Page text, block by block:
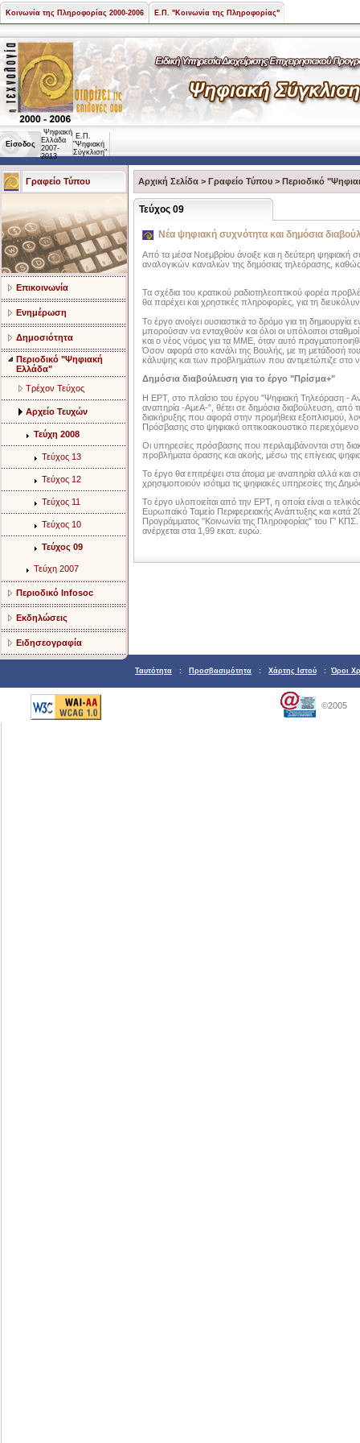
Κοινωνία της Πληροφορίας 2000-2006 Ε.Π. "Κοινωνία της Πληροφορίας"
Είσοδος
Ψηφιακή
Ελλάδα
2007-
2013
Ε.Π.
"Ψηφιακή
Σύγκλιση"
Γραφείο Τύπου
Επικοινωνία
Ενημέρωση
Δημοσιότητα
Περιοδικό "Ψηφιακή
Ελλάδα"
Τρέχον Τεύχος
Αρχείο Τευχών
Τεύχη 2008
Τεύχος 13
Τεύχος 12
Τεύχος 11
Τεύχος 10
Τεύχος 09
Τεύχη 2007
Περιοδικό Infosoc
Εκδηλώσεις
Ειδησεογραφία
Αρχική Σελίδα > Γραφείο Τύπου > Περιοδικό
Τεύχος 09
Nέα ψηφιακή συχνότητα και δημόσια
Από τα μέσα Νοεμβρίου άνοιξε και η δεύτερη ψηφιακή
αναλογικών καναλιών της δημόσιας τηλεόρασης,
Τα σχέδια του κρατικού ραδιοτηλεοπτικού φορέα
θα παρέχει και χρηστικές πληροφορίες, για τη
Το έργο ανοίγει ουσιαστικά το δρόμο για τη
μπορούσαν να ενταχθούν και όλοι οι υπόλοιποι
και ο νέος νόμος για τα ΜΜΕ, όταν αυτό
Όσον αφορά στο κανάλι της Βουλής, με τη μετάδοσή
κάλυψης και των προβλημάτων που αντιμετώπιζε στο
Δημόσια διαβούλευση για το έργο "Πρίσμα+"
Η ΕΡΤ, στο πλαίσιο του έργου "Ψηφιακή Τηλεόραση -
αναπηρία -ΑμεΑ-", θέτει σε δημόσια διαβούλευση, από
διακήρυξης που αφορά στην προμήθεια εξοπλισμού,
Πρόσβασης στο ψηφιακό οπτικοακουστικό
Οι υπηρεσίες πρόσβασης που περιλαμβάνονται στη
προβλήματα όρασης και ακοής, μέσω της επίγειας
Το έργο θα επιτρέψει στα άτομα με αναπηρία αλλά και
χρησιμοποιούν ισότιμα τις ψηφιακές υπηρεσίες της
Το έργο υλοποιείται από την ΕΡΤ, η οποία είναι ο
Ευρωπαϊκό Ταμείο Περιφερειακής Ανάπτυξης και
Προγράμματος "Κοινωνία της Πληροφορίας" του Γ'
ανέρχεται στα 1,99 εκατ. ευρώ.
Ταυτότητα : Προσβασιμότητα : Χάρτης Ιστού : Όροι
©2005